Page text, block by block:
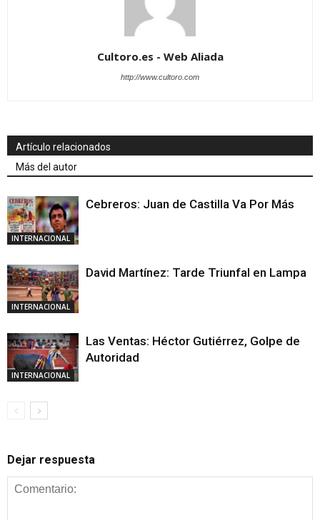
Cultoro.es - Web Aliada
http://www.cultoro.com
Artículo relacionados
Más del autor
INTERNACIONAL
Cebreros: Juan de Castilla Va Por Más
INTERNACIONAL
David Martínez: Tarde Triunfal en Lampa
INTERNACIONAL
Las Ventas: Héctor Gutiérrez, Golpe de
Autoridad
Dejar respuesta